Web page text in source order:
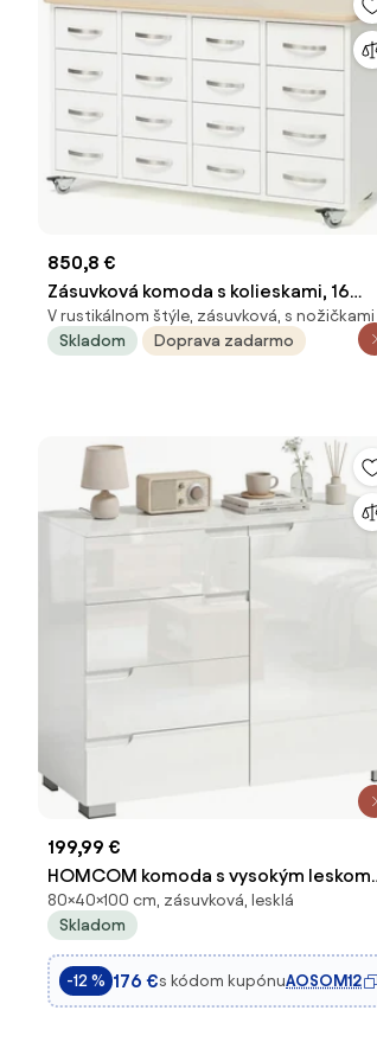
850,8 €
Zásuvková komoda s kolieskami, 16
zásuviek, s madlom, biela
V rustikálnom štýle, zásuvková, s nožičkami
Skladom
Doprava zadarmo
199,99 €
HOMCOM komoda s vysokým leskom
— moderný bufet so 4 zásuvkami a
nastaviteľnou policou, tiché
dovieranie, biela | Aosom
80×40×100 cm, zásuvková, lesklá
Skladom
-12 % 176 €s kódom kupónuAOSOM12